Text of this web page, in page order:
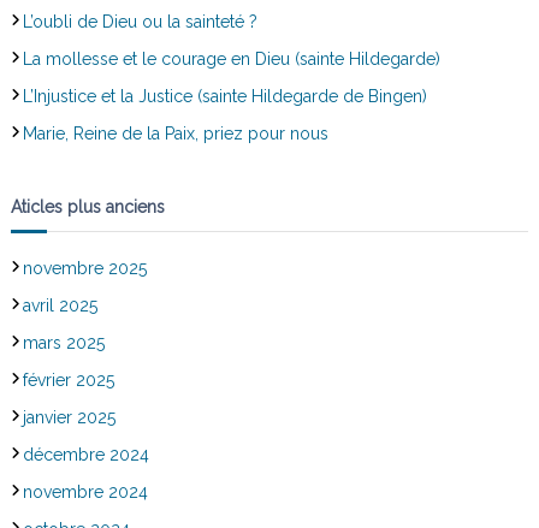
L’oubli de Dieu ou la sainteté ?
La mollesse et le courage en Dieu (sainte Hildegarde)
L’Injustice et la Justice (sainte Hildegarde de Bingen)
Marie, Reine de la Paix, priez pour nous
Aticles plus anciens
novembre 2025
avril 2025
mars 2025
février 2025
janvier 2025
décembre 2024
novembre 2024